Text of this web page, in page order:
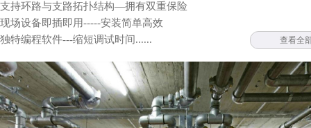
支持环路与支路拓扑结构—拥有双重保险
现场设备即插即用-----安装简单高效
独特编程软件---缩短调试时间......
查看全